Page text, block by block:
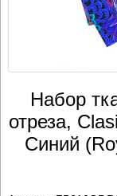
Набор
отреза,
Синий